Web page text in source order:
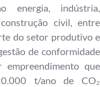
energia, indústria,
civil, entre
do setor produtivo e
de conformidade
empreendimento que
t/ano de CO₂